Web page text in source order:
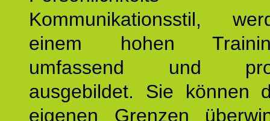
Kommunikationsstil,
einem hohen
umfassend und
ausgebildet. Sie können
eigenen Grenzen